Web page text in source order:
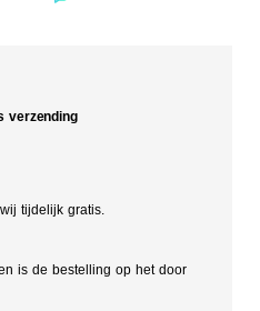
verzending
tijdelijk gratis.
is de bestelling op het door